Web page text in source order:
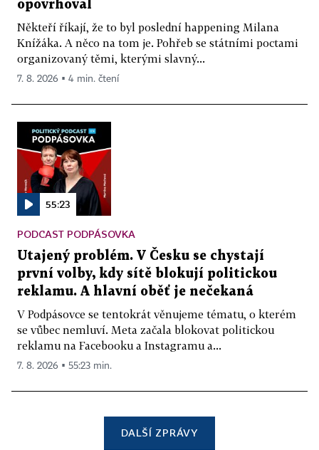
opovrhoval
Někteří říkají, že to byl poslední happening Milana
Knížáka. A něco na tom je. Pohřeb se státními poctami
organizovaný těmi, kterými slavný...
7. 8. 2026 ▪ 4 min. čtení
55:23
PODCAST PODPÁSOVKA
Utajený problém. V Česku se chystají
první volby, kdy sítě blokují politickou
reklamu. A hlavní oběť je nečekaná
V Podpásovce se tentokrát věnujeme tématu, o kterém
se vůbec nemluví. Meta začala blokovat politickou
reklamu na Facebooku a Instagramu a...
7. 8. 2026 ▪ 55:23 min.
DALŠÍ ZPRÁVY